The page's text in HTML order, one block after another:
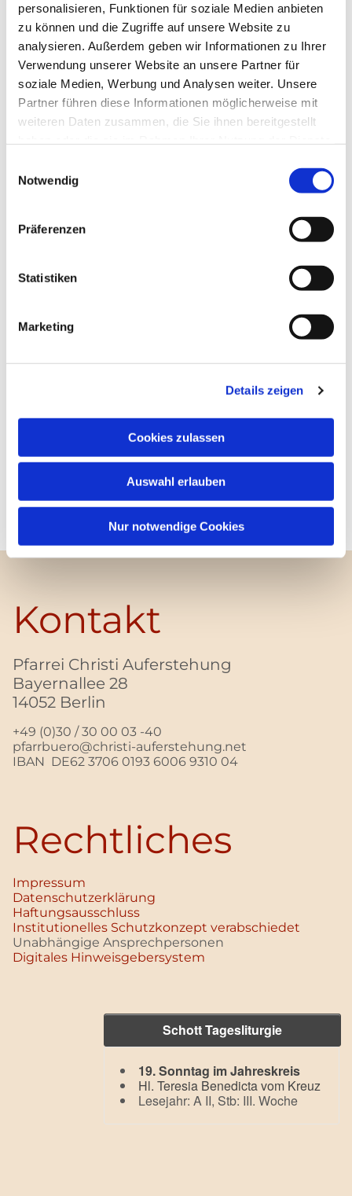
personalisieren, Funktionen für soziale Medien anbieten
zu können und die Zugriffe auf unsere Website zu
analysieren. Außerdem geben wir Informationen zu Ihrer
Verwendung unserer Website an unsere Partner für
soziale Medien, Werbung und Analysen weiter. Unsere
Partner führen diese Informationen möglicherweise mit
weiteren Daten zusammen, die Sie ihnen bereitgestellt
Notwendig
Präferenzen
Statistiken
Marketing
Details zeigen
Cookies zulassen
Auswahl erlauben
Nur notwendige Cookies
Dies könnte Sie auch
interessieren
Kontakt
Pfarrei Christi Auferstehung
Bayernallee 28
14052 Berlin
+49 (0)30 / 30 00 03 -40
pfarrbuero@christi-auferstehung.net
IBAN DE62 3706 0193 6006 9310 04
Rechtliches
Impressum
Datenschutz­erklärung
Haftungsausschluss
Institutionelles Schutzkonzept verabschiedet
Unabhängige Ansprechpersonen
Digitales Hinweisgebersystem
Schott Tagesliturgie
19. Sonntag im Jahreskreis
Hl. Teresia Benedicta vom Kreuz
Lesejahr: A II, Stb: III. Woche